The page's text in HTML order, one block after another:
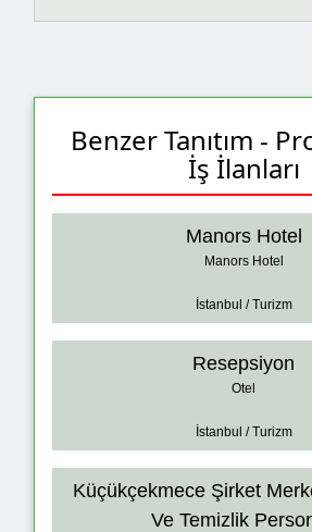
Benzer Tanıtım -
İş İlanları
Manors Hotel
Manors Hotel
İstanbul / Turizm
Resepsiyon
Otel
İstanbul / Turizm
Küçükçekmece Şirket
Ve Temizlik